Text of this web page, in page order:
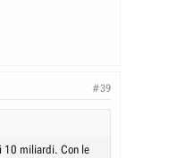
#39
10 miliardi. Con le